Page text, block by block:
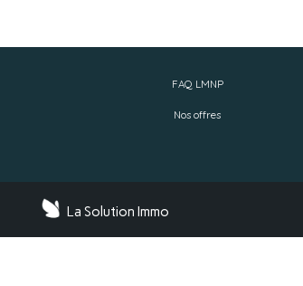
FAQ LMNP
Nos offres
La Solution Immo